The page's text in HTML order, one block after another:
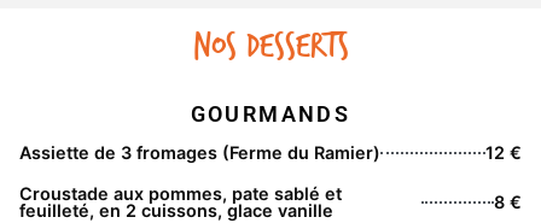
Nos desserts
GOURMANDS
Assiette de 3 fromages (Ferme du Ramier)
12 €
Croustade aux pommes, pate sablé et
feuilleté, en 2 cuissons, glace vanille
8 €